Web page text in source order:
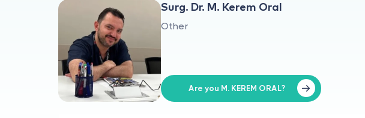
Surg. Dr. M. Kerem Oral
Other
Are you M. KEREM ORAL?